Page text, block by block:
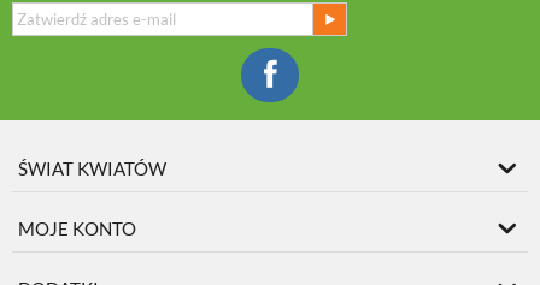
ŚWIAT KWIATÓW
MOJE KONTO